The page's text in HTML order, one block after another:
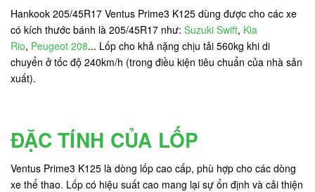
Hankook 205/45R17 Ventus Prime3 K125 dùng được cho các xe
có kích thước bánh là 205/45R17 như: Suzuki Swift, Kia
Rio, Peugeot 208... Lốp cho khả nặng chịu tải 560kg khi di
chuyển ở tốc độ 240km/h (trong điều kiện tiêu chuẩn của nhà sản
xuất).
ĐẶC TÍNH CỦA LỐP
Ventus Prime3 K125 là dòng lốp cao cấp, phù hợp cho các dòng
xe thể thao. Lốp có hiệu suất cao mang lại sự ổn định và cải thiện